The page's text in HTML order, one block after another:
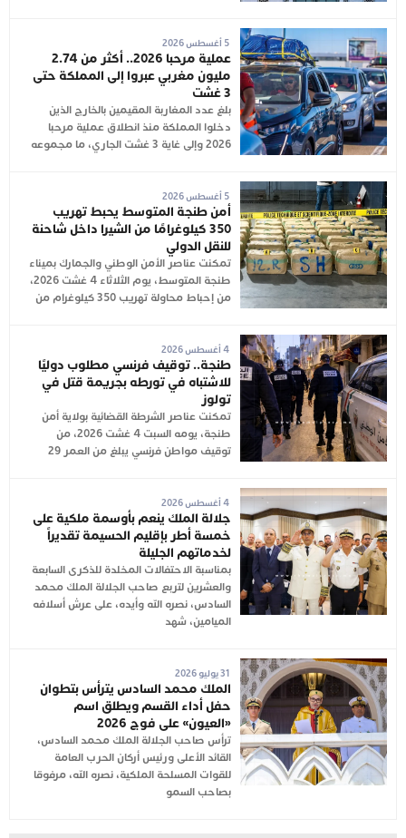
5 أغسطس 2026
عملية مرحبا 2026.. أكثر من 2.74
مليون مغربي عبروا إلى المملكة حتى
3 غشت
بلغ عدد المغاربة المقيمين بالخارج الذين
دخلوا المملكة منذ انطلاق عملية مرحبا
2026 وإلى غاية 3 غشت الجاري، ما مجموعه
5 أغسطس 2026
أمن طنجة المتوسط يحبط تهريب
350 كيلوغرامًا من الشيرا داخل شاحنة
للنقل الدولي
تمكنت عناصر الأمن الوطني والجمارك بميناء
طنجة المتوسط، يوم الثلاثاء 4 غشت 2026،
من إحباط محاولة تهريب 350 كيلوغرام من
4 أغسطس 2026
طنجة.. توقيف فرنسي مطلوب دوليًا
للاشتباه في تورطه بجريمة قتل في
تولوز
تمكنت عناصر الشرطة القضائية بولاية أمن
طنجة، يومه السبت 4 غشت 2026، من
توقيف مواطن فرنسي يبلغ من العمر 29
4 أغسطس 2026
جلالة الملك ينعم بأوسمة ملكية على
خمسة أطر بإقليم الحسيمة تقديراً
لخدماتهم الجليلة
بمناسبة الاحتفالات المخلدة للذكرى السابعة
والعشرين لتربع صاحب الجلالة الملك محمد
السادس، نصره الله وأيده، على عرش أسلافه
الميامين، شهد
31 يوليو 2026
الملك محمد السادس يترأس بتطوان
حفل أداء القسم ويطلق اسم
«العيون» على فوج 2026
ترأس صاحب الجلالة الملك محمد السادس،
القائد الأعلى ورئيس أركان الحرب العامة
للقوات المسلحة الملكية، نصره الله، مرفوقا
بصاحب السمو